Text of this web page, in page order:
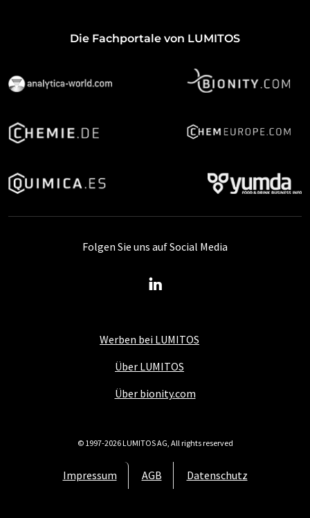
Die Fachportale von LUMITOS
Werben bei LUMITOS
Über LUMITOS
Über bionity.com
Impressum AGB Datenschutz
Folgen Sie uns auf Social Media
© 1997-2026 LUMITOS AG, All rights reserved